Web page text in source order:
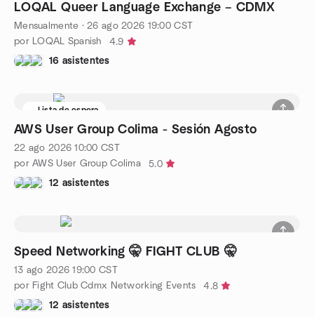
LOQAL Queer Language Exchange – CDMX
Mensualmente · 26 ago 2026 19:00 CST
por LOQAL Spanish
4.9
16 asistentes
Lista de espera
AWS User Group Colima - Sesión Agosto
22 ago 2026 10:00 CST
por AWS User Group Colima
5.0
12 asistentes
Speed Networking 🤫 FIGHT CLUB 🤫
13 ago 2026 19:00 CST
por Fight Club Cdmx Networking Events
4.8
12 asistentes